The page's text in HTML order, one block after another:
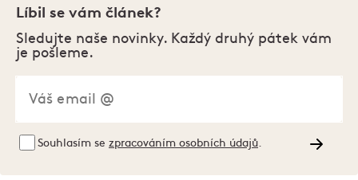
Líbil se vám článek?
Sledujte naše novinky. Každý druhý pátek vám
je pošleme.
Souhlasím se zpracováním osobních údajů